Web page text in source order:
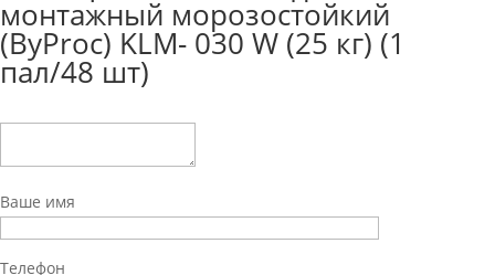
монтажный морозостойкий
(ByProc) KLM- 030 W (25 кг) (1
пал/48 шт)
Ваше имя
Телефон